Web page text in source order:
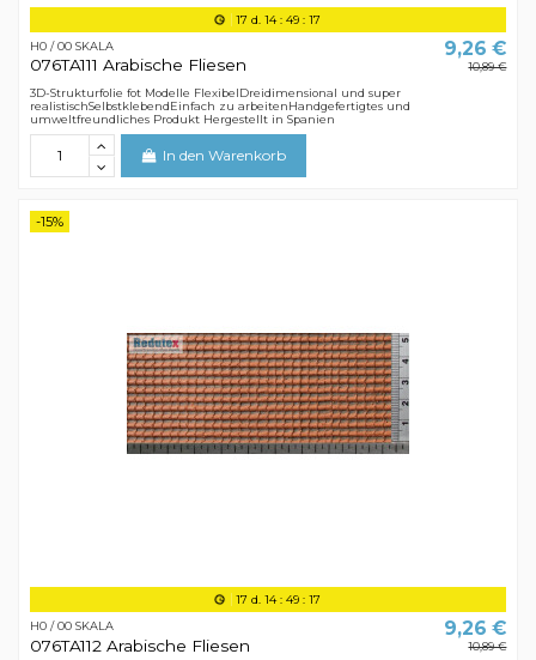
17 d. 14:49 :16
H0 / 00 SKALA
076TA111 Arabische Fliesen
9,26 €
10,89 €
3D-Strukturfolie fot Modelle FlexibelDreidimensional und super
realistischSelbstklebendEinfach zu arbeitenHandgefertigtes und
umweltfreundliches Produkt Hergestellt in Spanien
In den Warenkorb
-15%
17 d. 14:49 :16
H0 / 00 SKALA
076TA112 Arabische Fliesen
9,26 €
10,89 €